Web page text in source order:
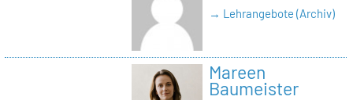
→ Lehrangebote (Archiv)
Mareen
Baumeister